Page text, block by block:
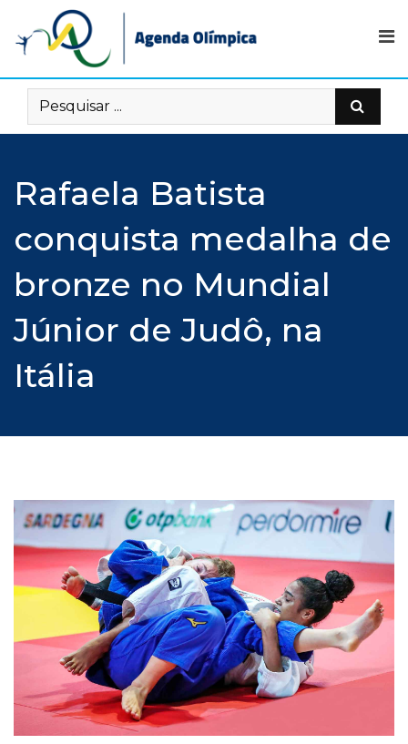
content
Rafaela Batista
conquista medalha de
bronze no Mundial
Júnior de Judô, na
Itália